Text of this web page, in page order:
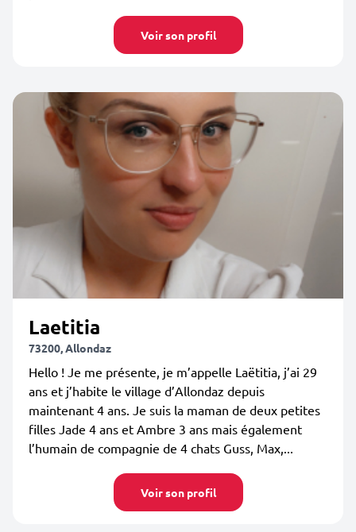
Voir son profil
Laetitia
73200, Allondaz
Hello ! Je me présente, je m’appelle Laëtitia, j’ai 29
ans et j’habite le village d’Allondaz depuis
maintenant 4 ans. Je suis la maman de deux petites
filles Jade 4 ans et Ambre 3 ans mais également
l’humain de compagnie de 4 chats Guss, Max,...
Voir son profil